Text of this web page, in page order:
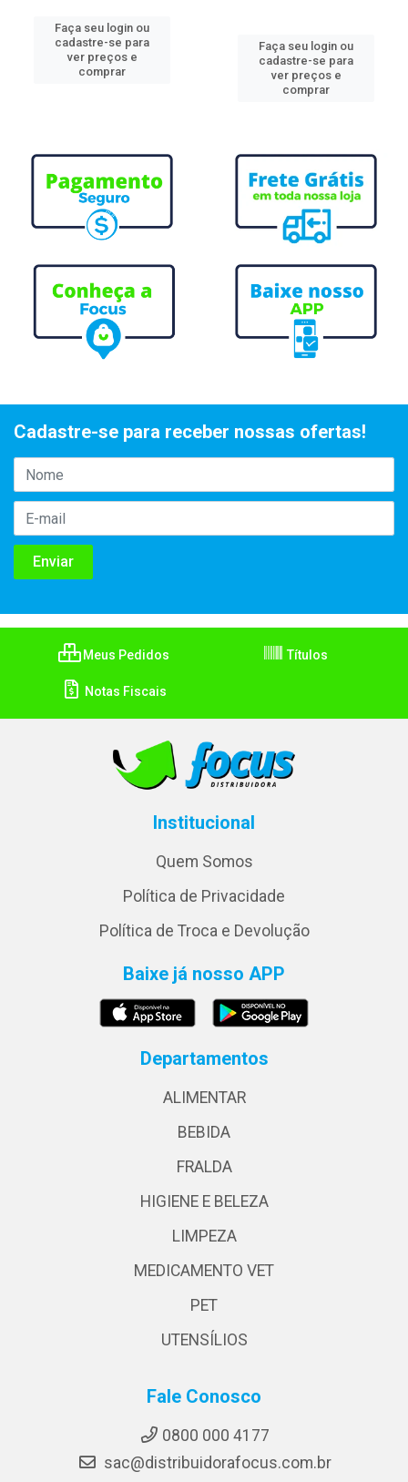
Faça seu login ou
cadastre-se para
ver preços e
comprar
Faça seu login ou
cadastre-se para
ver preços e
comprar
Cadastre-se para receber nossas ofertas!
Meus Pedidos Títulos
Notas Fiscais
Institucional
Quem Somos
Política de Privacidade
Política de Troca e Devolução
Baixe já nosso APP
Departamentos
ALIMENTAR
BEBIDA
FRALDA
HIGIENE E BELEZA
LIMPEZA
MEDICAMENTO VET
PET
UTENSÍLIOS
Fale Conosco
0800 000 4177
sac@distribuidorafocus.com.br